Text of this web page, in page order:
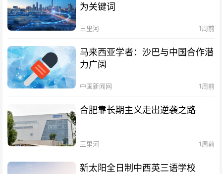
为关键词
三里河 1周前
马来西亚学者：沙巴与中国合作潜
力广阔
中国新闻网 1周前
合肥靠长期主义走出逆袭之路
三里河 1周前
新太阳全日制中西英三语学校